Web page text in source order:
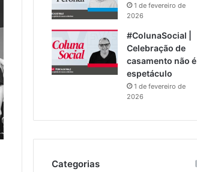
1 de fevereiro de
2026
#ColunaSocial |
Celebração de
casamento não é
espetáculo
1 de fevereiro de
2026
Categorias